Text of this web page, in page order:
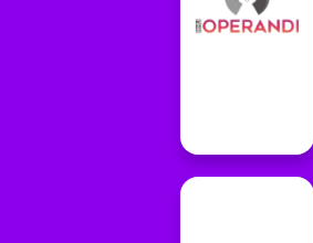
informations